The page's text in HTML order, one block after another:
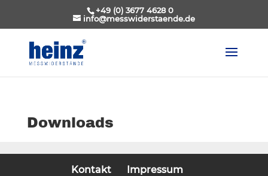
+49 (0) 3677 4628 0
info@messwiderstaende.de
Downloads
Kontakt
Impressum